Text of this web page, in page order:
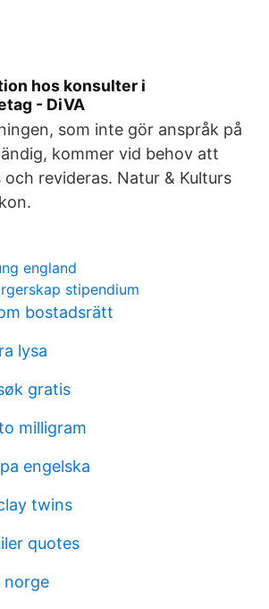
hos konsulter i
- DiVA
som inte gör anspråk på
kommer vid behov att
revideras. Natur & Kulturs
england
stipendium
bostadsrätt
lysa
gratis
milligram
engelska
twins
quotes
norge